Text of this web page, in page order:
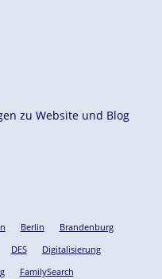
zu Website und Blog
Berlin
Brandenburg
DES
Digitalisierung
FamilySearch